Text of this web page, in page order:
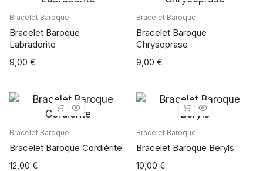
Bracelet Baroque
Bracelet Baroque
Labradorite
9,00 €
Bracelet Baroque
Bracelet Baroque
Chrysoprase
9,00 €
Bracelet Baroque
Bracelet Baroque Cordiérite
12,00 €
Bracelet Baroque
Bracelet Baroque Beryls
10,00 €